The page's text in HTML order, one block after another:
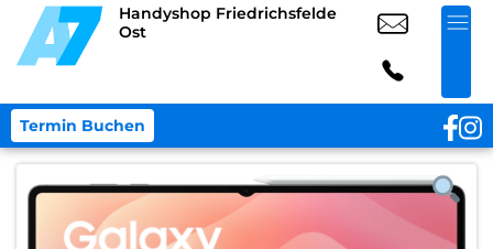
Handyshop Friedrichsfelde
Ost
Termin Buchen